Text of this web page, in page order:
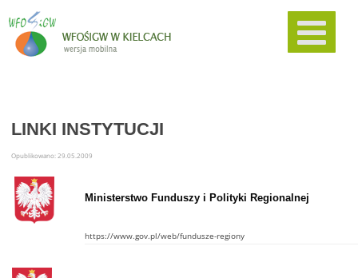
LINKI INSTYTUCJI
Opublikowano: 29.05.2009
Ministerstwo Funduszy i Polityki Regionalnej
https://www.gov.pl/web/fundusze-regiony